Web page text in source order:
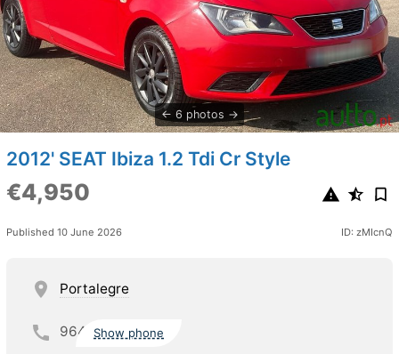
6 photos
2012' SEAT Ibiza 1.2 Tdi Cr Style
€4,950
Published 10 June 2026 ID: zMIcnQ
Portalegre
964 Show phone